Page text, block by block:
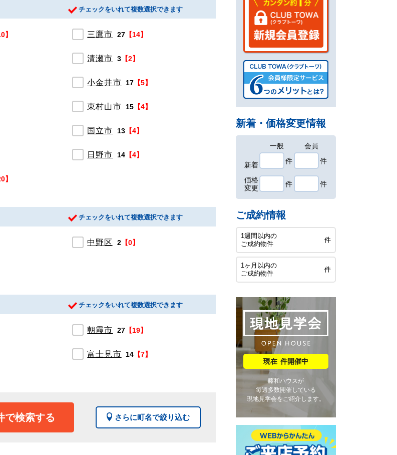
チェックをいれて複数選択できます
】 三鷹市 27【14】
清瀬市 3【2】
小金井市 17【5】
東村山市 15【4】
国立市 13【4】
日野市 14【4】
】
チェックをいれて複数選択できます
中野区 2【0】
チェックをいれて複数選択できます
朝霞市 27【19】
富士見市 14【7】
で検索する さらに町名で絞り込む
新着・価格変更情報
一般 会員
新着
件 件
価格
変更
件 件
ご成約情報
1週間以内の
ご成約物件
件
1ヶ月以内の
ご成約物件
件
件開催中
藤和ハウスが
毎週多数開催している
現地見学会をご紹介します。